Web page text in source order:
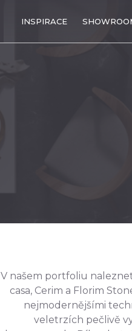
INSPIRACE
V našem portfoliu
casa, Cerim a Florim
nejmodernějšími
veletrzích pečlivě